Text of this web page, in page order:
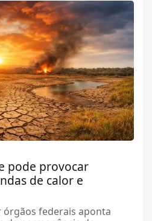
pode provocar
de calor e
federais aponta